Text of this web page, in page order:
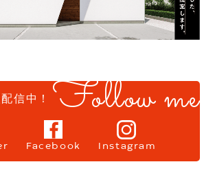
信中！ Follow me
Facebook Instagram